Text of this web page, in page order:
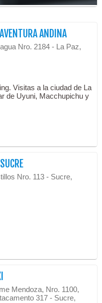
ANDINA
Nro. 2184 - La Paz,
Visitas a la ciudad de La
de Uyuni, Macchupichu y
Nro. 113 - Sucre,
Mendoza, Nro. 1100,
317 - Sucre,